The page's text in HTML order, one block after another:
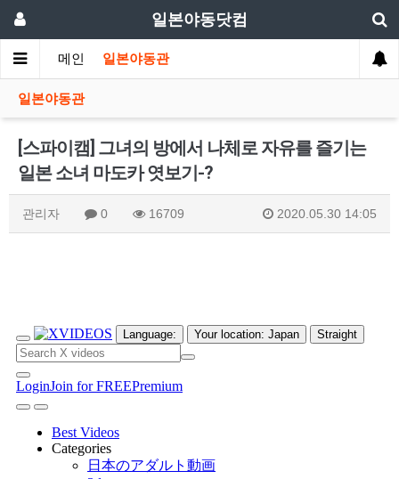
일본야동닷컴
메인 일본야동관
일본야동관
[스파이캠] 그녀의 방에서 나체로 자유를 즐기는
일본 소녀 마도카 엿보기-?
관리자 0 16709 2020.05.30 14:05